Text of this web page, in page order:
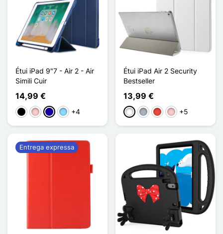
Étui iPad 9"7 - Air 2 - Air
Simili Cuir
14,99 €
PretoRosaAzul Escuro
Azul Claro
+4
Étui iPad Air 2 Security
Bestseller
13,99 €
BrancoCinzentoVermelho
Rosa+5
Entrega expressa